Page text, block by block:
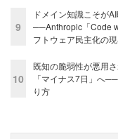
9
ドメイン知識こそが
──Anthropic「Code
フトウェア民主化の
10
既知の脆弱性が悪用
「マイナス7日」へ
り方